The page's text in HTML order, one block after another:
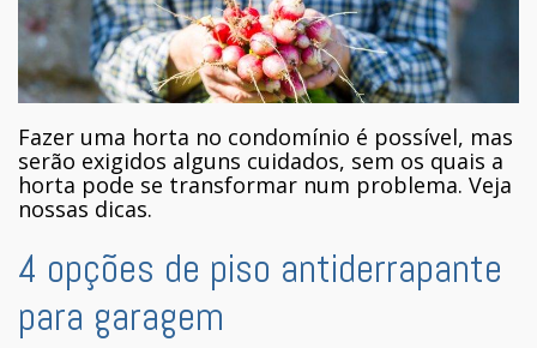
Fazer uma horta no condomínio é possível, mas
serão exigidos alguns cuidados, sem os quais a
horta pode se transformar num problema. Veja
nossas dicas.
4 opções de piso antiderrapante
para garagem